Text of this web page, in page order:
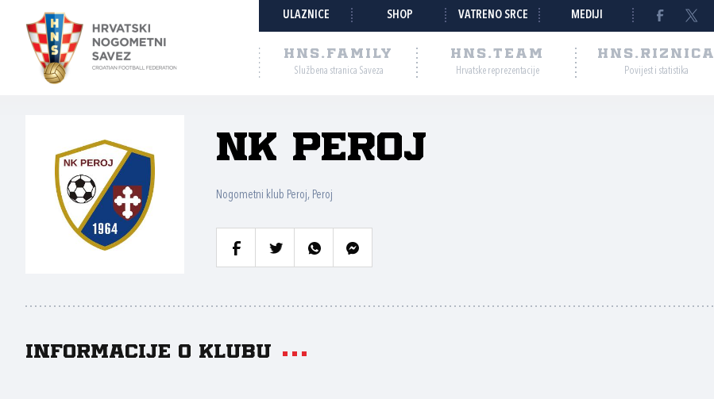
ULAZNICE SHOP VATRENO SRCE MEDIJI
HNS.FAMILY
Službena stranica Saveza
HNS.TEAM
Hrvatske reprezentacije
HNS.RIZNICA
Povijest i statistika
NK Peroj
Nogometni klub Peroj, Peroj
Informacije o klubu